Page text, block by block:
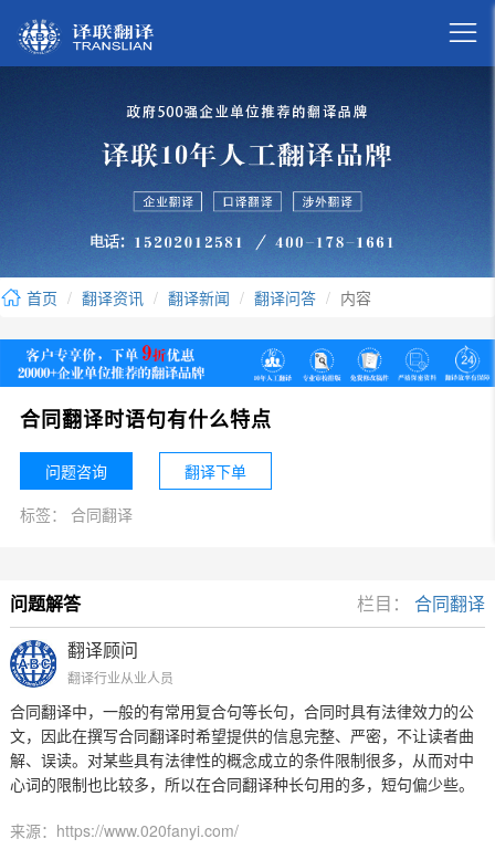

首页 翻译资讯 翻译新闻 翻译问答 内容
合同翻译时语句有什么特点
问题咨询
翻译下单
标签： 合同翻译
问题解答 栏目：
合同翻译
翻译顾问
翻译行业从业人员
合同翻译中，一般的有常用复合句等长句，合同时具有法律效力的公
文，因此在撰写合同翻译时希望提供的信息完整、严密，不让读者曲
解、误读。对某些具有法律性的概念成立的条件限制很多，从而对中
心词的限制也比较多，所以在合同翻译种长句用的多，短句偏少些。
来源：https://www.020fanyi.com/